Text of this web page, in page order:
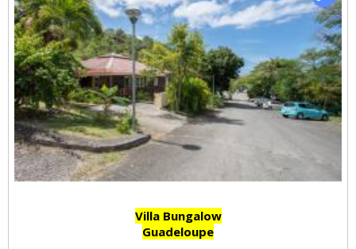
Villa Bungalow
Guadeloupe